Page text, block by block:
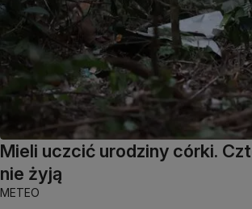
Mieli uczcić urodziny córki.
nie żyją
METEO